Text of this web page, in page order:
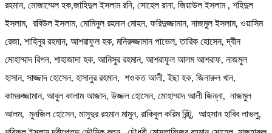
রহমান, মোজাম্মেল হক,জাহিদুল ইসলাম রনি, সোহেল রানা, জিয়াউল ইসলাম , শহিদুল
ইসলাম, রবিউল ইসলাম, মোমিনুল রহমান মোহন, ফরিদুজ্জামান, নাজমুল ইসলাম, ওয়াসিম
রেজা, শাহিনুর রহমান, আশরাফুল হক, মনিরুজ্জামান পাভেল, তারিক হোসেন, দ্বীন
মোহাম্মাদ রিপন, শাহাজাদা হক, আনিসুর রহমান, আশরাফুল আলম আশরাফ, নাজমুল
হাসান, সাজ্জাদ হোসেন, হাসানুর রহমান, শওকত আলী, ইছা হক, জিনারুল খান,
কামরুজ্জামান, আবুল কালাম আজাদ, উজ্জল হোসেন, মোহাম্মাদ আলী জিন্না, নাজমুল
আলম, মুনজিল হোসেন, মাসুদুর রহমান মামুন, রাকিবুল করিম রিন্টু, আহসান হাবিব লাভলু,